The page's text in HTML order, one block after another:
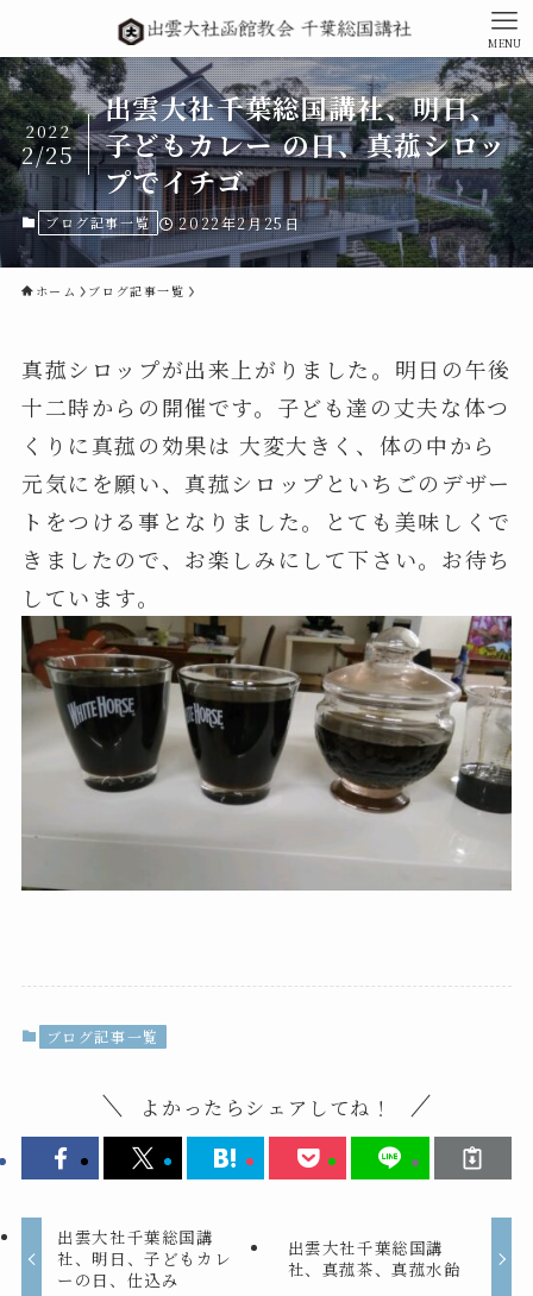
MENU
出雲大社千葉総国講社、明日、
子どもカレー の日、真菰シロッ
プでイチゴ
2022
2/25
ブログ記事一覧 2022年2月25日
ホーム ブログ記事一覧
真菰シロップが出来上がりました。明日の午後
十二時からの開催です。子ども達の丈夫な体つ
くりに真菰の効果は 大変大きく、体の中から
元気にを願い、真菰シロップといちごのデザー
トをつける事となりました。とても美味しくで
きましたので、お楽しみにして下さい。お待ち
しています。
ブログ記事一覧
よかったらシェアしてね！
出雲大社千葉総国講
社、明日、子どもカレ
ーの日、仕込み
出雲大社千葉総国講
社、真菰茶、真菰水飴